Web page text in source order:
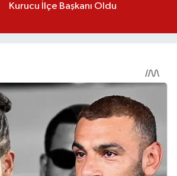
Kurucu İlçe Başkanı Oldu